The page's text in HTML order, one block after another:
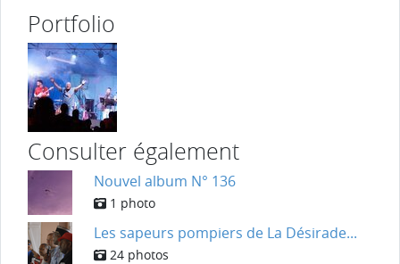
Portfolio
Consulter également
Nouvel album N° 136
1 photo
Les sapeurs pompiers de La Désirade...
24 photos